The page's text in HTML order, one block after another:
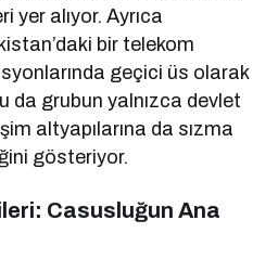
yer alıyor. Ayrıca
bir telekom
geçici üs olarak
da grubun yalnızca devlet
altyapılarına da sızma
gösteriyor.
Casusluğun Ana